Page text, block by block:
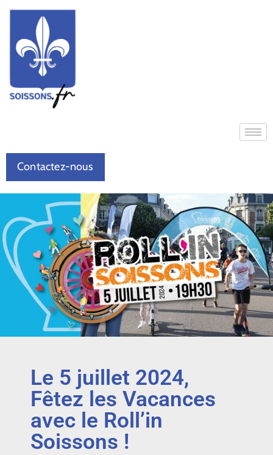
Contactez-nous
Le 5 juillet 2024,
Fêtez les Vacances
avec le Roll’in
Soissons !